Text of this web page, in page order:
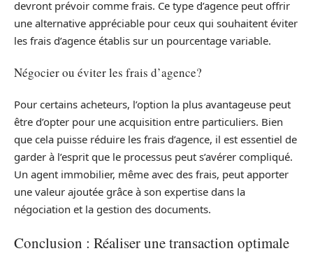
devront prévoir comme frais. Ce type d’agence peut offrir
une alternative appréciable pour ceux qui souhaitent éviter
les frais d’agence établis sur un pourcentage variable.
Négocier ou éviter les frais d’agence?
Pour certains acheteurs, l’option la plus avantageuse peut
être d’opter pour une acquisition entre particuliers. Bien
que cela puisse réduire les frais d’agence, il est essentiel de
garder à l’esprit que le processus peut s’avérer compliqué.
Un agent immobilier, même avec des frais, peut apporter
une valeur ajoutée grâce à son expertise dans la
négociation et la gestion des documents.
Conclusion : Réaliser une transaction optimale